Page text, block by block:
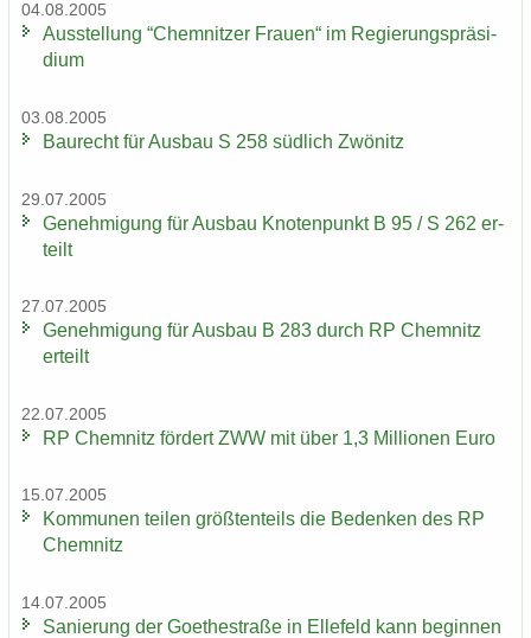
04.08.2005
Aus­stel­lung “Chem­nit­zer Frau­en“ im Re­gie­rungs­prä­si­
di­um
03.08.2005
Bau­recht für Aus­bau S 258 süd­lich Zwö­nitz
29.07.2005
Ge­neh­mi­gung für Aus­bau Kno­ten­punkt B 95 / S 262 er­
teilt
27.07.2005
Ge­neh­mi­gung für Aus­bau B 283 durch RP Chem­nitz
er­teilt
22.07.2005
RP Chem­nitz för­dert ZWW mit über 1,3 Mil­lio­nen Euro
15.07.2005
Kom­mu­nen tei­len größ­ten­teils die Be­den­ken des RP
Chem­nitz
14.07.2005
Sa­nie­rung der Goe­the­stra­ße in El­le­feld kann be­gin­nen